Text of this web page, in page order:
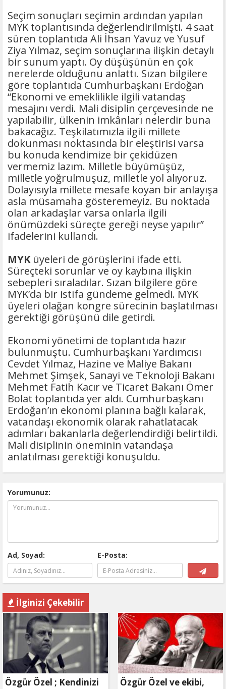
Seçim sonuçları seçimin ardından yapılan
MYK toplantısında değerlendirilmişti. 4 saat
süren toplantıda Ali İhsan Yavuz ve Yusuf
Ziya Yılmaz, seçim sonuçlarına ilişkin detaylı
bir sunum yaptı. Oy düşüşünün en çok
nerelerde olduğunu anlattı. Sızan bilgilere
göre toplantıda Cumhurbaşkanı Erdoğan
“Ekonomi ve emeklilikle ilgili vatandaş
mesajını verdi. Mali disiplin çerçevesinde ne
yapılabilir, ülkenin imkânları nelerdir buna
bakacağız. Teşkilatımızla ilgili millete
dokunması noktasında bir eleştirisi varsa
bu konuda kendimize bir çekidüzen
vermemiz lazım. Milletle büyümüşüz,
milletle yoğrulmuşuz, milletle yol alıyoruz.
Dolayısıyla millete mesafe koyan bir anlayışa
asla müsamaha gösteremeyiz. Bu noktada
olan arkadaşlar varsa onlarla ilgili
önümüzdeki süreçte gereği neyse yapılır”
ifadelerini kullandı.
MYKüyeleri de görüşlerini ifade etti.
Süreçteki sorunlar ve oy kaybına ilişkin
sebepleri sıraladılar. Sızan bilgilere göre
MYK’da bir istifa gündeme gelmedi. MYK
üyeleri olağan kongre sürecinin başlatılması
gerektiği görüşünü dile getirdi.
Ekonomi yönetimi de toplantıda hazır
bulunmuştu. Cumhurbaşkanı Yardımcısı
Cevdet Yılmaz, Hazine ve Maliye Bakanı
Mehmet Şimşek, Sanayi ve Teknoloji Bakanı
Mehmet Fatih Kacır ve Ticaret Bakanı Ömer
Bolat toplantıda yer aldı. Cumhurbaşkanı
Erdoğan’ın ekonomi planına bağlı kalarak,
vatandaşı ekonomik olarak rahatlatacak
adımları bakanlarla değerlendirdiği belirtildi.
Mali disiplinin öneminin vatandaşa
anlatılması gerektiği konuşuldu.
Yorumunuz:
Ad, Soyad: E-Posta:
İlginizi Çekebilir
Özgür Özel ; Kendinizi
Özgür Özel ve ekibi,